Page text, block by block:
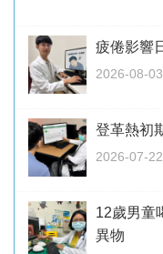
疲倦影響
2026-08-
登革熱初
2026-07-
12歲男童
異物